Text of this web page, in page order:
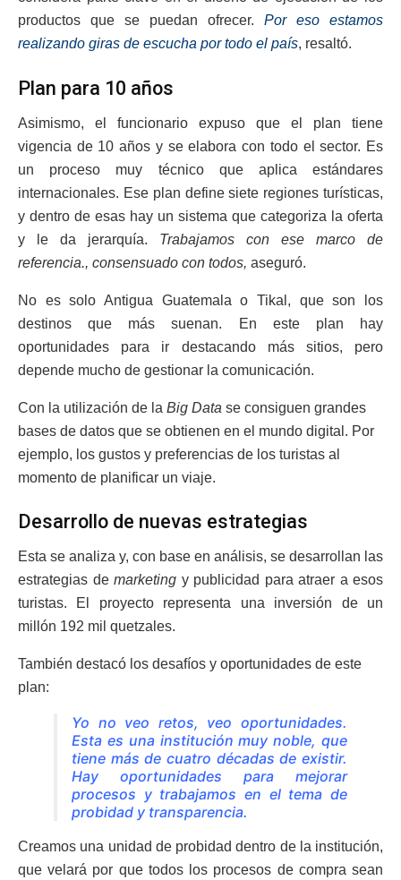
productos que se puedan ofrecer. Por eso estamos
realizando giras de escucha por todo el país, resaltó.
Plan para 10 años
Asimismo, el funcionario expuso que el plan tiene
vigencia de 10 años y se elabora con todo el sector. Es
un proceso muy técnico que aplica estándares
internacionales. Ese plan define siete regiones turísticas,
y dentro de esas hay un sistema que categoriza la oferta
y le da jerarquía. Trabajamos con ese marco de
referencia., consensuado con todos, aseguró.
No es solo Antigua Guatemala o Tikal, que son los
destinos que más suenan. En este plan hay
oportunidades para ir destacando más sitios, pero
depende mucho de gestionar la comunicación.
Con la utilización de la Big Data se consiguen grandes
bases de datos que se obtienen en el mundo digital. Por
ejemplo, los gustos y preferencias de los turistas al
momento de planificar un viaje.
Desarrollo de nuevas estrategias
Esta se analiza y, con base en análisis, se desarrollan las
estrategias de marketing y publicidad para atraer a esos
turistas. El proyecto representa una inversión de un
millón 192 mil quetzales.
También destacó los desafíos y oportunidades de este
plan:
Yo no veo retos, veo oportunidades.
Esta es una institución muy noble, que
tiene más de cuatro décadas de existir.
Hay oportunidades para mejorar
procesos y trabajamos en el tema de
probidad y transparencia.
Creamos una unidad de probidad dentro de la institución,
que velará por que todos los procesos de compra sean